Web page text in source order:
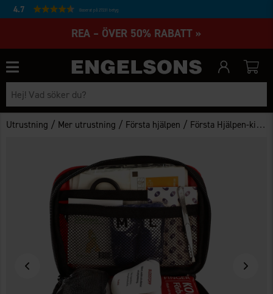
4.7 Baserat på 27231 betyg
REA – ÖVER 50% RABATT »
Utrustning / Mer utrustning / Första hjälpen / Första Hjälpen-kit Hund och Hundägare